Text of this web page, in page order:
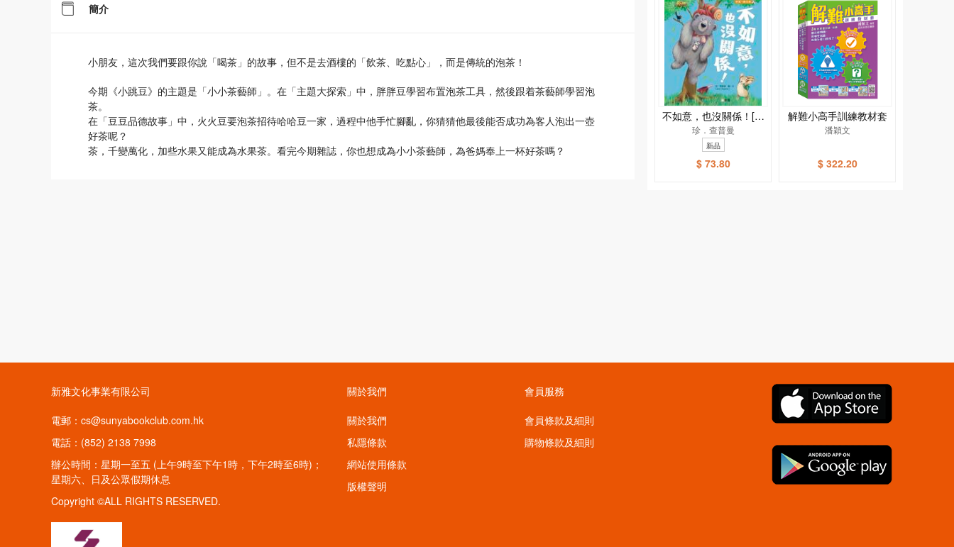
簡介
小朋友，這次我們要跟你說「喝茶」的故事，但不是去酒樓的「飲茶、吃點心」，而是傳統的泡茶！
今期《小跳豆》的主題是「小小茶藝師」。在「主題大探索」中，胖胖豆學習布置泡茶工具，然後跟着茶藝師學習泡
茶。
在「豆豆品德故事」中，火火豆要泡茶招待哈哈豆一家，過程中他手忙腳亂，你猜猜他最後能否成功為客人泡出一壺
好茶呢？
茶，千變萬化，加些水果又能成為水果茶。看完今期雜誌，你也想成為小小茶藝師，為爸媽奉上一杯好茶嗎？
不如意，也沒關係！[新
雅．繪本館]
珍．查普曼
新品
$ 73.80
解難小高手訓練教材套
潘穎文
$ 322.20
新雅文化事業有限公司
電郵：cs@sunyabookclub.com.hk
電話：(852) 2138 7998
辦公時間：星期一至五 (上午9時至下午1時，下午2時至6時)；
星期六、日及公眾假期休息
Copyright ©ALL RIGHTS RESERVED.
關於我們
關於我們
私隱條款
網站使用條款
版權聲明
會員服務
會員條款及細則
購物條款及細則